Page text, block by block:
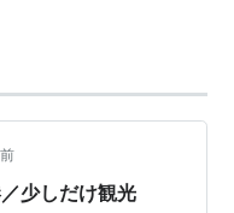
少しだけ観光